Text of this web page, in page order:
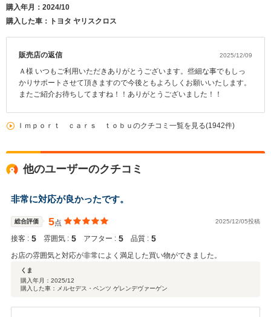
購入年月： 2024/10
購入した車：トヨタ ヤリスクロス
販売店の返信 2025/12/09
Ａ様 いつもご利用いただきありがとうございます。些細な事でもしっ
かりサポートさせて頂きますので今後ともよろしくお願いいたします。
またご紹介お待ちしてますね！！ありがとうございました！！
Ｉｍｐｏｒｔ ｃａｒｓ ｔｏｂｕのクチコミ一覧を見る(1942件)
他のユーザーのクチコミ
非常に対応が良かったです。
総合評価 5点 2025/12/05投稿
接客 : 5 雰囲気 : 5 アフター : 5 品質 : 5
お店の雰囲気と対応が非常によく満足した買い物ができました。
くま
購入年月： 2025/12
購入した車：メルセデス・ベンツ ゲレンデヴァーゲン